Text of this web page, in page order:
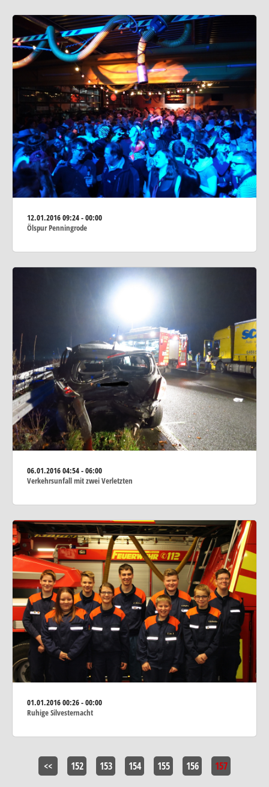
12.01.201609:24 - 00:00
Ölspur Penningrode
06.01.201604:54 - 06:00
Verkehrsunfall mit zwei Verletzten
01.01.201600:26 - 00:00
Ruhige Silvesternacht
<< 152 153 154 155 156 157